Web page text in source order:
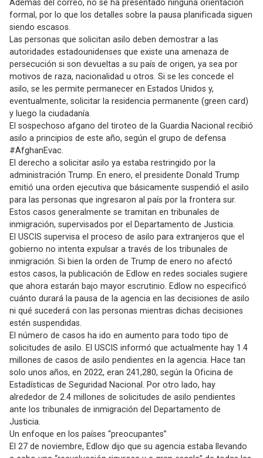
Además del correo, no se ha presentado ninguna orientación
formal, por lo que los detalles sobre la pausa planificada siguen
siendo escasos.
Las personas que solicitan asilo deben demostrar a las
autoridades estadounidenses que existe una amenaza de
persecución si son devueltas a su país de origen, ya sea por
motivos de raza, nacionalidad u otros. Si se les concede el
asilo, se les permite permanecer en Estados Unidos y,
eventualmente, solicitar la residencia permanente (green card)
y luego la ciudadanía.
El sospechoso afgano del tiroteo de la Guardia Nacional recibió
asilo a principios de este año, según el grupo de defensa
#AfghanEvac.
El derecho a solicitar asilo ya estaba restringido por la
administración Trump. En enero, el presidente Donald Trump
emitió una orden ejecutiva que básicamente suspendió el asilo
para las personas que ingresaron al país por la frontera sur.
Estos casos generalmente se tramitan en tribunales de
inmigración, supervisados ​​por el Departamento de Justicia.
El USCIS supervisa el proceso de asilo para extranjeros que el
gobierno no intenta expulsar a través de los tribunales de
inmigración. Si bien la orden de Trump de enero no afectó
estos casos, la publicación de Edlow en redes sociales sugiere
que ahora estarán bajo mayor escrutinio. Edlow no especificó
cuánto durará la pausa de la agencia en las decisiones de asilo
ni qué sucederá con las personas mientras dichas decisiones
estén suspendidas.
El número de casos ha ido en aumento para todo tipo de
solicitudes de asilo. El USCIS informó que actualmente hay 1.4
millones de casos de asilo pendientes en la agencia. Hace tan
solo unos años, en 2022, eran 241,280, según la Oficina de
Estadísticas de Seguridad Nacional. Por otro lado, hay
alrededor de 2.4 millones de solicitudes de asilo pendientes
ante los tribunales de inmigración del Departamento de
Justicia.
Un enfoque en los países “preocupantes”
El 27 de noviembre, Edlow dijo que su agencia estaba llevando